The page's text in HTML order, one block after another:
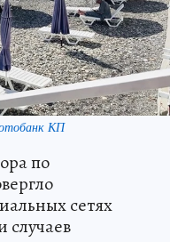
КП
по
сетях
случаев